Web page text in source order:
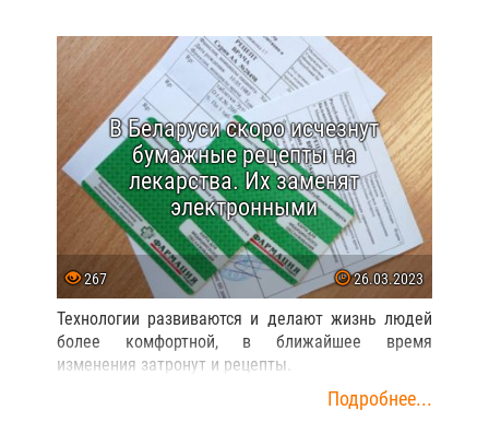
В Беларуси скоро исчезнут
бумажные рецепты на
лекарства. Их заменят
электронными
267 26.03.2023
Технологии развиваются и делают жизнь людей
более комфортной, в ближайшее время
изменения затронут и рецепты.
Подробнее...